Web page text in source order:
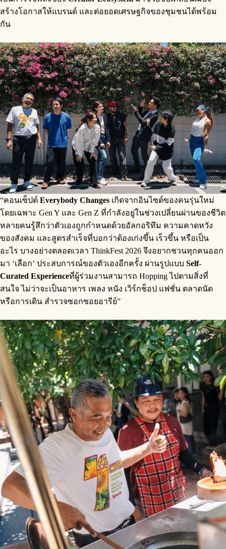
สร้างโอกาสให้แบรนด์ และต่อยอดเศรษฐกิจของชุมชนได้พร้อม
กัน
“คอนเซ็ปต์ Everybody Changes เกิดจากอินไซต์ของคนรุ่นใหม่
โดยเฉพาะ Gen Y และ Gen Z ที่กำลังอยู่ในช่วงเปลี่ยนผ่านของชีวิต
หลายคนรู้สึกว่าตัวเองถูกกำหนดด้วยอัลกอริทึม ความคาดหวัง
ของสังคม และสูตรสำเร็จที่บอกว่าต้องเก่งขึ้น เร็วขึ้น หรือเป็น
อะไร บางอย่างตลอดเวลา ThinkFest 2026 จึงอยากชวนทุกคนออก
มา ‘เลือก’ ประสบการณ์ของตัวเองอีกครั้ง ผ่านรูปแบบ Self-
Curated Experienceที่ผู้ร่วมงานสามารถ Hopping ไปตามสิ่งที่
สนใจ ไม่ว่าจะเป็นอาหาร เพลง หนัง เวิร์กช็อป แฟชั่น ตลาดนัด
หรือการเดิน สำรวจซอกซอยอารีย์”